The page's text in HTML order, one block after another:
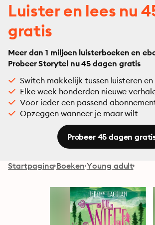
Luister en lees nu
gratis
Meer dan 1 miljoen luisterboeken en
Probeer Storytel nu 45 dagen gratis
Switch makkelijk tussen luisteren en
Elke week honderden nieuwe
Voor ieder een passend
Opzeggen wanneer je maar wilt
Probeer 45 dagen
Startpagina Boeken Young adult